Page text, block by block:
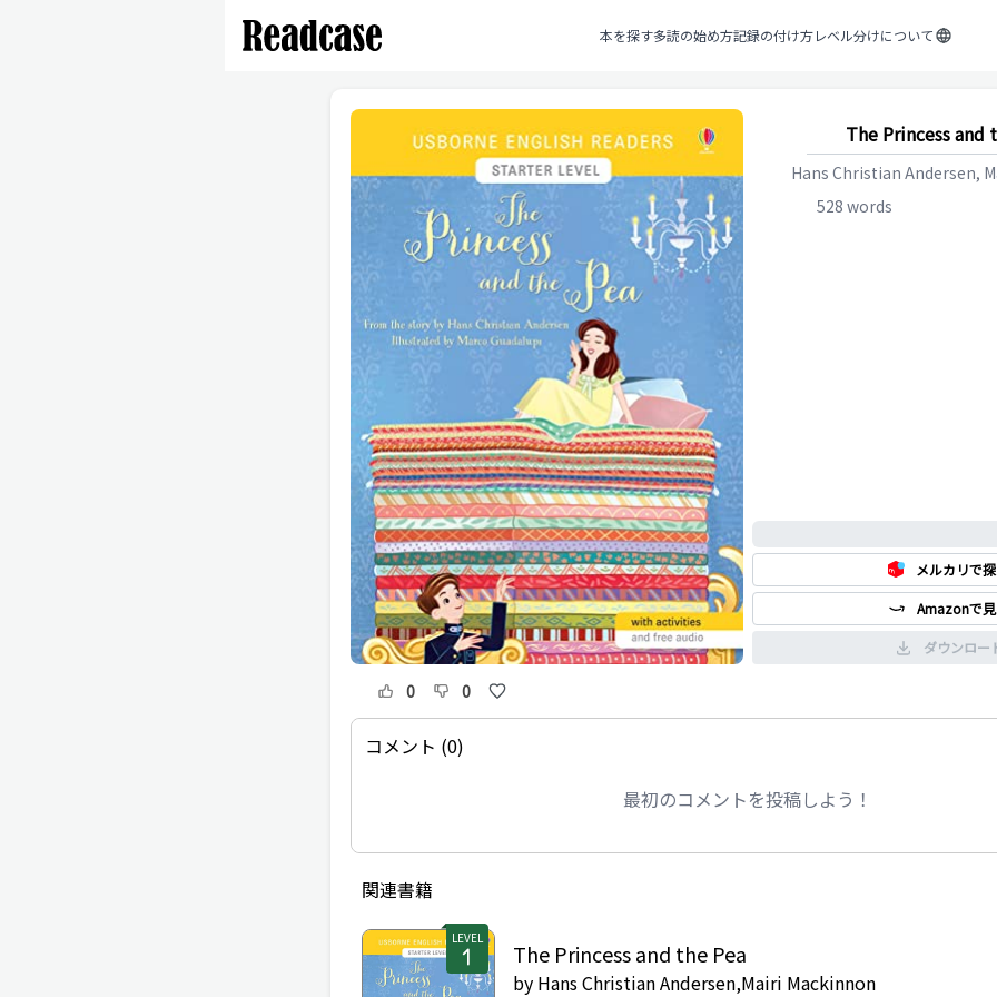
本を探す多読の始め方記録の付け方レベル分けについて
The Princess and
Hans Christian Andersen,
528 words
メルカリで
Amazonで
ダウンロー
0 0
コメント (0)
最初のコメントを投稿しよう！
関連書籍
LEVEL
The Princess and the Pea
by Hans Christian Andersen,Mairi Mackinnon